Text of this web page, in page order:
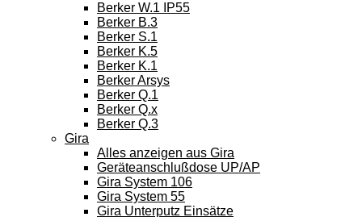
Berker W.1 IP55
Berker B.3
Berker S.1
Berker K.5
Berker K.1
Berker Arsys
Berker Q.1
Berker Q.x
Berker Q.3
Gira
Alles anzeigen aus Gira
Geräteanschlußdose UP/AP
Gira System 106
Gira System 55
Gira Unterputz Einsätze